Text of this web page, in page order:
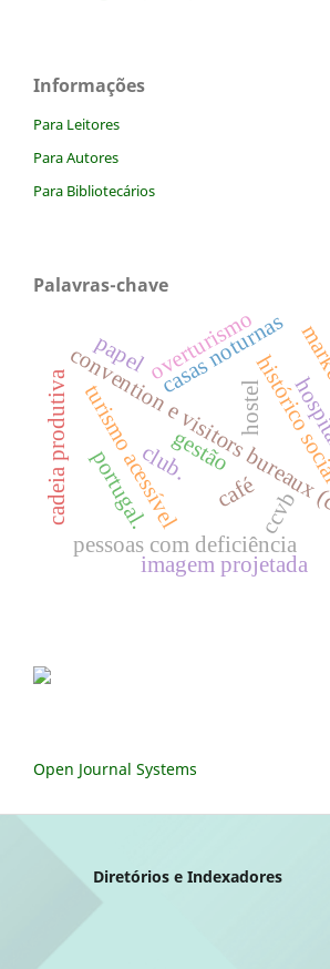
Informações
Para Leitores
Para Autores
Para Bibliotecários
Palavras-chave
convention e visitors ccvb
gestão
pessoas com deficiência
turismo acessível
casas noturnas
club.
café
imagem projetada
hostel
portugal.
overturismo
cadeia produtiva
papel
Open Journal Systems
Diretórios e Indexadores